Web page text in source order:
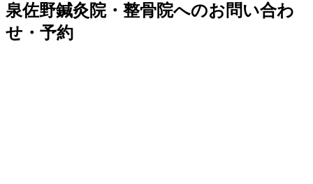
泉佐野鍼灸院・整骨院へのお問い合わ
せ・予約